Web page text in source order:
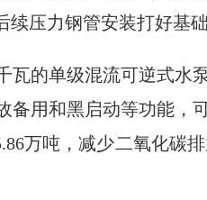
压力钢管安装打好基础
瓦的单级混流可逆式水
用和黑启动等功能，
万吨，减少二氧化碳